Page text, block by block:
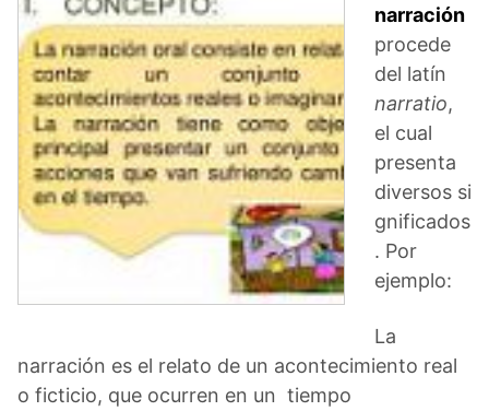
narración
procede
del latín
narratio,
el cual
presenta
diversos si
gnificados
. Por
ejemplo:
La
narración es el relato de un acontecimiento real
o ficticio, que ocurren en un tiempo